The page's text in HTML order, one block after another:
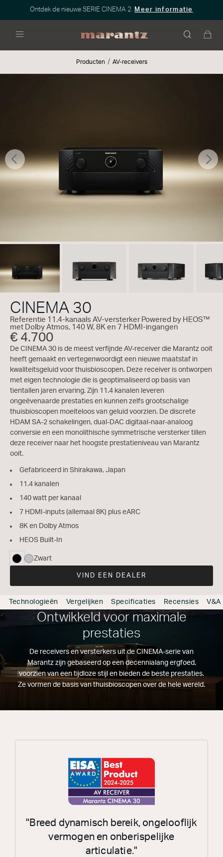
Ontdek de nieuwe SERIE CINEMA 2. Meer informatie
Producten AV-receivers
Vorige
CINEMA 30
Referentie 11.4-kanaals AV-versterker Powered by HEOS™
met Dolby Atmos, 140 W, 8K en 7 HDMI-ingangen
€ 4.700
De CINEMA 30 is de meest verfijnde AV-receiver die Marantz ooit
heeft gemaakt en vertegenwoordigt een nieuwe maatstaf in
kwaliteitsgeluid voor thuisbioscopen. Deze receiver is ontworpen
met eigen technologie die is geoptimaliseerd op basis van
tientallen jaren ervaring. Zijn 11.4 kanalen leveren
ongeëvenaarde prestaties en kunnen zelfs grootschalige
thuisbioscopen moeiteloos van geluid voorzien. De discrete
HDAM SA-2 schakelingen, dual-DAC digitaal-naar-analoog
conversie en een monolithische symmetrische versterker tillen
deze receiver naar het hoogste prestatieniveau van Marantz
ooit.
Gefabriceerd in Shirakawa, Japan
11.4 kanalen
140 watt per kanaal
7 HDMI-inputs (allemaal 8K) plus eARC
8K en Dolby Atmos
HEOS Built-In
geselecteerd
Zwart
VIND EEN DEALER
Technologieën Vergelijken Specificaties Recensies V&A
Ontwikkeld voor maximale
prestaties
De receivers en versterkers uit de CINEMA-serie van
Marantz zijn gebaseerd op een decennialang ergfoed,
voorzien van een tijdloze stijl en bieden de beste prestaties.
Ze vormen de basis van thuisbioscopen over de hele wereld.
"Breed dynamisch bereik, ongelooflijk
vermogen en onberispelijke
articulatie."